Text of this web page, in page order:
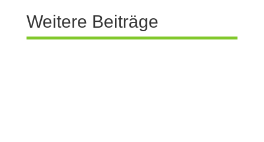
Weitere Beiträge